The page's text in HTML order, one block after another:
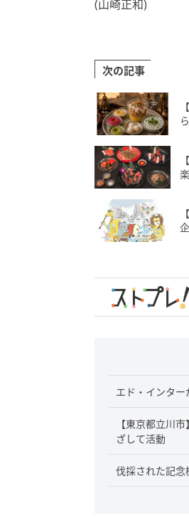
(山崎正和)
次の記事
エド・インタ
【東京都立川
ざして活動
伐採された記念